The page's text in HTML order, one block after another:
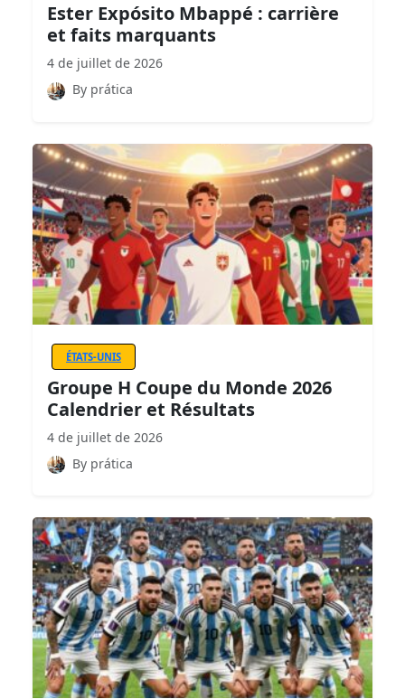
Ester Expósito Mbappé : carrière
et faits marquants
4 de juillet de 2026
By prática
ÉTATS-UNIS
Groupe H Coupe du Monde 2026
Calendrier et Résultats
4 de juillet de 2026
By prática